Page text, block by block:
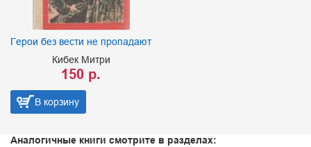
Герои без вести не пропадают
Кибек Митри
150 р.
В корзину
Аналогичные книги смотрите в разделах: